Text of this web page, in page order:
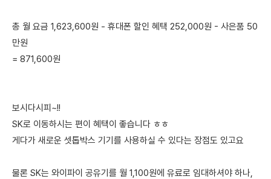
총 월 요금 1,623,600원 - 휴대폰 할인 혜택 252,000원 - 사은품 50
만원
= 871,600원
보시다시피~!!
SK로 이동하시는 편이 혜택이 좋습니다 ㅎㅎ
게다가 새로운 셋톱박스 기기를 사용하실 수 있다는 장점도 있고요
물론 SK는 와이파이 공유기를 월 1,100원에 유료로 임대하셔야 하나,